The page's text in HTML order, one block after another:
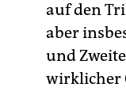
auf den
aber
und
wirklicher